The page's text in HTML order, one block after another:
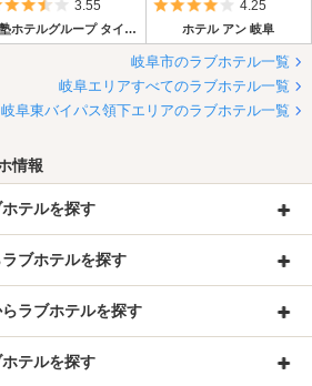
5つ星のうち3.5
3.55
男塾ホテルグループ タイガー・アンド・ドラゴン
5つ星のうち4
4.25
ホテル アン 岐阜
岐阜市のラブホテル一覧
岐阜エリアすべてのラブホテル一覧
岐阜東バイパス領下エリアのラブホテル一覧
情報
テルを探す
ブホテルを探す
ラブホテルを探す
テルを探す